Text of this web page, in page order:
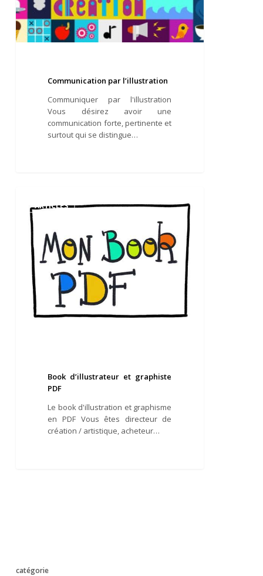
Communication par l’illustration
Communiquer par l'illustration
Vous désirez avoir une
communication forte, pertinente et
surtout qui se distingue…
d’illustrateur
graphiste
ARTICLES
Book d’illustrateur et graphiste
PDF
Le book d'illustration et graphisme
en PDF Vous êtes directeur de
création / artistique, acheteur…
catégorie